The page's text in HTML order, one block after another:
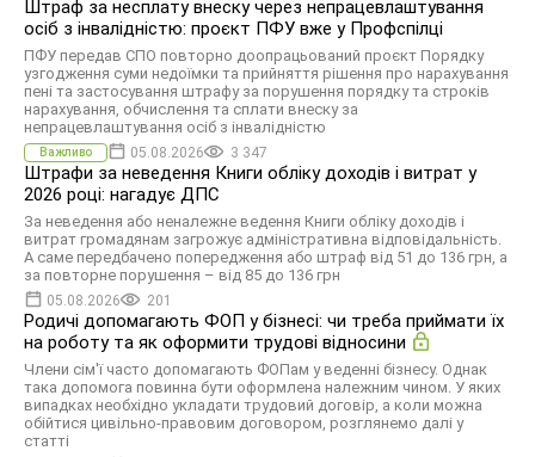
Штраф за несплату внеску через непрацевлаштування
осіб з інвалідністю: проєкт ПФУ вже у Профспілці
ПФУ передав СПО повторно доопрацьований проєкт Порядку
узгодження суми недоїмки та прийняття рішення про нарахування
пені та застосування штрафу за порушення порядку та строків
нарахування, обчислення та сплати внеску за
непрацевлаштування осіб з інвалідністю
Важливо 05.08.2026 3 347
Штрафи за неведення Книги обліку доходів і витрат у
2026 році: нагадує ДПС
За неведення або неналежне ведення Книги обліку доходів і
витрат громадянам загрожує адміністративна відповідальність.
А саме передбачено попередження або штраф від 51 до 136 грн, а
за повторне порушення – від 85 до 136 грн
05.08.2026 201
Родичі допомагають ФОП у бізнесі: чи треба приймати їх
на роботу та як оформити трудові відносини
Члени сім'ї часто допомагають ФОПам у веденні бізнесу. Однак
така допомога повинна бути оформлена належним чином. У яких
випадках необхідно укладати трудовий договір, а коли можна
обійтися цивільно-правовим договором, розглянемо далі у
статті